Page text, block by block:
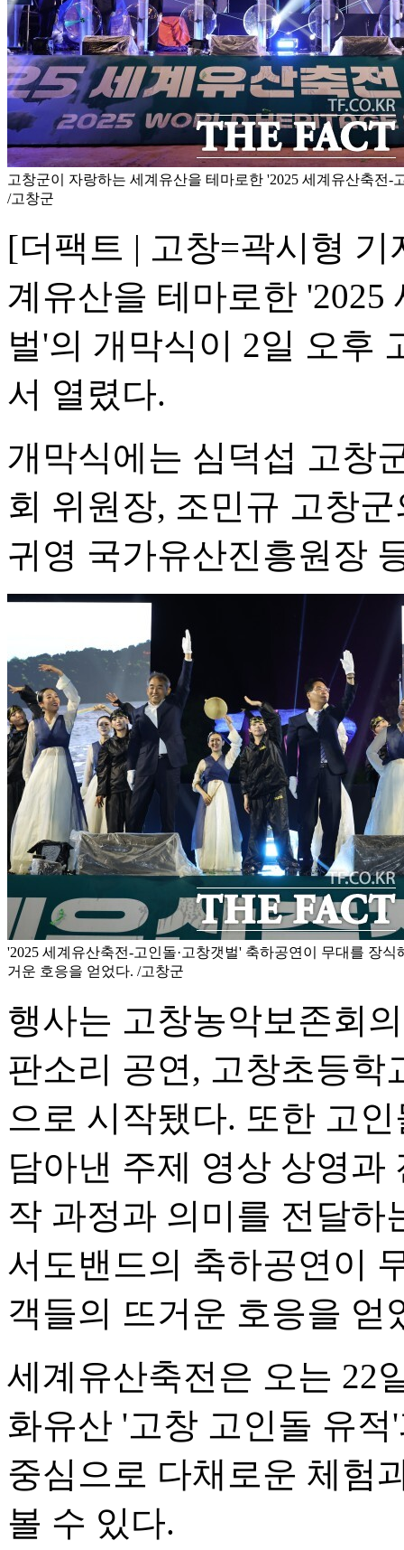
고창군이 자랑하는 세계유산을 테마로한 '2025 세계유산축전-
/고창군
[더팩트 | 고창=곽시형
계유산을 테마로한 '2025
벌'의 개막식이 2일 오후
서 열렸다.
개막식에는 심덕섭 고창
회 위원장, 조민규 고창
귀영 국가유산진흥원장
'2025 세계유산축전-고인돌·고창갯벌' 축하공연이 무대를 장
거운 호응을 얻었다. /고창군
행사는 고창농악보존회
판소리 공연, 고창초등학
으로 시작됐다. 또한 고
담아낸 주제 영상 상영
작 과정과 의미를 전달하
서도밴드의 축하공연이
객들의 뜨거운 호응을 얻
세계유산축전은 오는 22
화유산 '고창 고인돌 유
중심으로 다채로운 체험
볼 수 있다.